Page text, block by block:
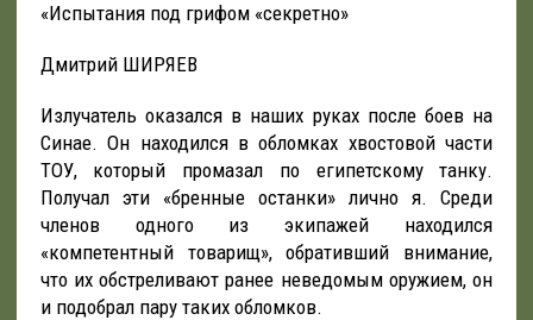
«Испытания под грифом «секретно»
Дмитрий ШИРЯЕВ
Излучатель оказался в наших руках после боев на
Синае. Он находился в обломках хвостовой части
ТОУ, который промазал по египетскому танку.
Получал эти «бренные останки» лично я. Среди
членов одного из экипажей находился
«компетентный товарищ», обративший внимание,
что их обстреливают ранее неведомым оружием, он
и подобрал пару таких обломков.